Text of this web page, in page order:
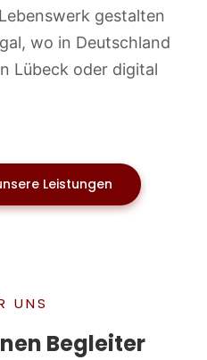
gestalten
wo in Deutschland
Lübeck oder digital
Leistungen
UNS
Begleiter